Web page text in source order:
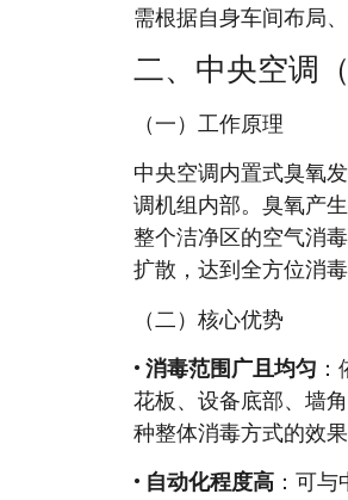
需根据自身车间布局
二、中央空调
（一）工作原理
中央空调内置式臭氧
调机组内部。臭氧产
整个洁净区的空气消
扩散，达到全方位消毒
（二）核心优势
• 消毒范围广且均匀
花板、设备底部、墙
种整体消毒方式的效果
• 自动化程度高 ：可